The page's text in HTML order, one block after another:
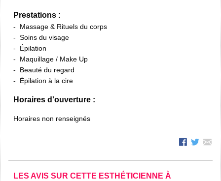
Prestations :
Massage & Rituels du corps
Soins du visage
Épilation
Maquillage / Make Up
Beauté du regard
Épilation à la cire
Horaires d'ouverture :
Horaires non renseignés
LES AVIS SUR CETTE ESTHÉTICIENNE À